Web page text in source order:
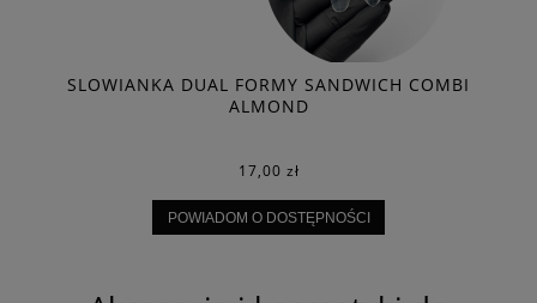
SLOWIANKA DUAL FORMY SANDWICH COMBI
ALMOND
17,00 zł
POWIADOM O DOSTĘPNOŚCI